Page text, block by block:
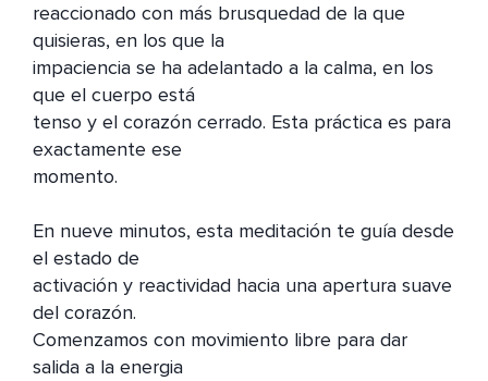
reaccionado con más brusquedad de la que
quisieras, en los que la
impaciencia se ha adelantado a la calma, en los
que el cuerpo está
tenso y el corazón cerrado. Esta práctica es para
exactamente ese
momento.
En nueve minutos, esta meditación te guía desde
el estado de
activación y reactividad hacia una apertura suave
del corazón.
Comenzamos con movimiento libre para dar
salida a la energia